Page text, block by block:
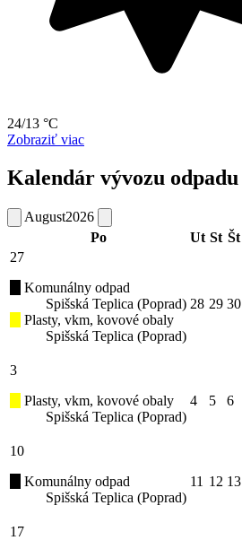
24/13 °C
Zobraziť viac
Kalendár vývozu odpadu
August2026
Po
Ut St Št
27
Komunálny odpad
Spišská Teplica (Poprad)
Plasty, vkm, kovové obaly
Spišská Teplica (Poprad)
28 29 30
3
Plasty, vkm, kovové obaly
Spišská Teplica (Poprad)
4 5 6
10
Komunálny odpad
Spišská Teplica (Poprad)
11 12 13
17